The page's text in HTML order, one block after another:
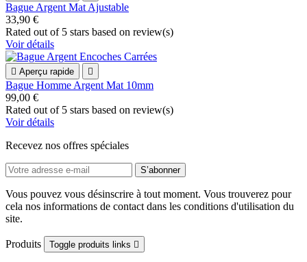
Bague Argent Mat Ajustable
33,90 €
Rated out of 5 stars based on review(s)
Voir détails
 Aperçu rapide 
Bague Homme Argent Mat 10mm
99,00 €
Rated out of 5 stars based on review(s)
Voir détails
Recevez nos offres spéciales
Vous pouvez vous désinscrire à tout moment. Vous trouverez pour
cela nos informations de contact dans les conditions d'utilisation du
site.
Produits Toggle produits links 